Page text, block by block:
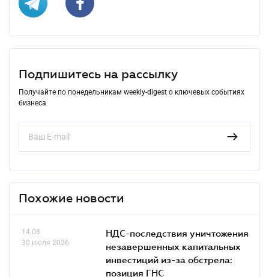
Подпишитесь на рассылку
Получайте по понедельникам weekly-digest о ключевых событиях
бизнеса
Похожие новости
14.08
30 июля 2026
НДС-последствия уничтожения
незавершенных капитальных
инвестиций из-за обстрела:
позиция ГНС